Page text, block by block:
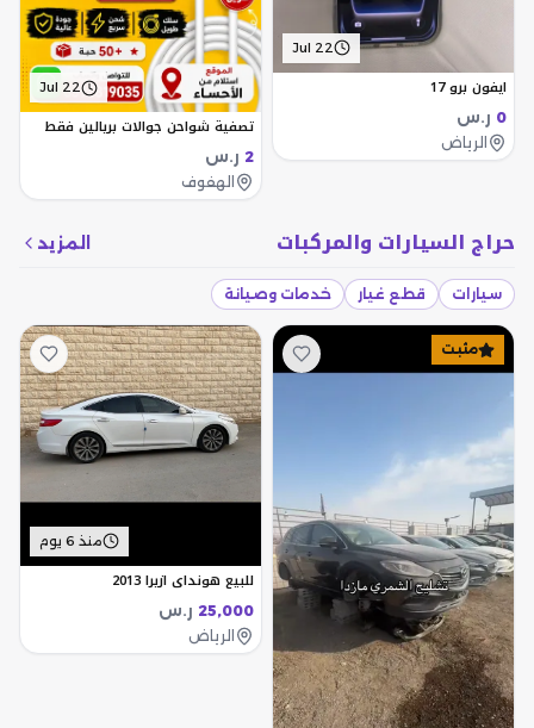
Jul 22
ايفون برو 17
0 ر.س
الرياض
Jul 22
تصفية شواحن جوالات بريالين فقط
2 ر.س
الهفوف
حراج السيارات والمركبات المزيد
سيارات قطع غيار خدمات وصيانة
مثبت
منذ 6 يوم
للبيع هونداي ازيرا 2013
25,000 ر.س
الرياض